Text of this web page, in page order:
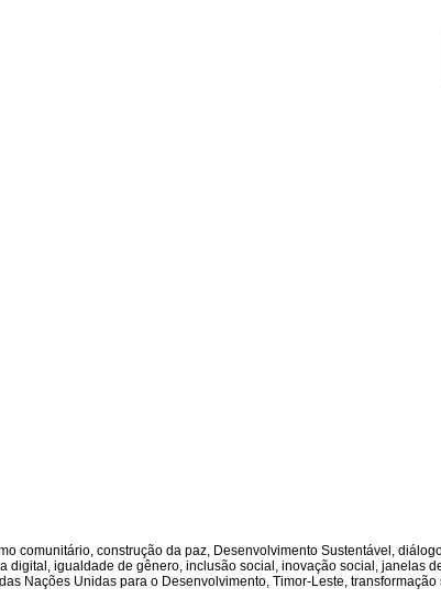
comunitário, construção da paz, Desenvolvimento Sustentável
digital igualdade de gênero inclusão social inovação social janelas
Nações Unidas para o Desenvolvimento Timor-Leste transformação